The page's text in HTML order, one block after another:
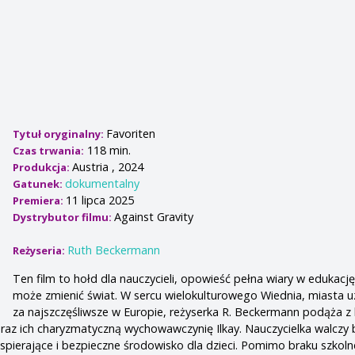
Tytuł oryginalny: Favoriten
Czas trwania: 118 min.
Produkcja:Austria , 2024
Gatunek:dokumentalny
Premiera: 11 lipca 2025
Dystrybutor filmu:Against Gravity
Reżyseria: Ruth Beckermann
Ten film to hołd dla nauczycieli, opowieść pełna wiary w
może zmienić świat. W sercu wielokulturowego Wiednia, miasta
za najszczęśliwsze w Europie, reżyserka R. Beckermann podąża
ich charyzmatyczną wychowawczynię Ilkay. Nauczycielka walczy
i bezpieczne środowisko dla dzieci. Pomimo braku